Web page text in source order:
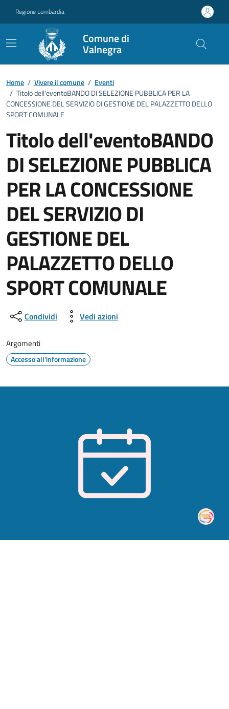
Regione Lombardia
Comune di
Valnegra
Home / Vivere il comune / Eventi
/ Titolo dell'eventoBANDO DI SELEZIONE PUBBLICA PER LA
CONCESSIONE DEL SERVIZIO DI GESTIONE DEL PALAZZETTO DELLO
SPORT COMUNALE
Titolo dell'eventoBANDO
DI SELEZIONE PUBBLICA
PER LA CONCESSIONE
DEL SERVIZIO DI
GESTIONE DEL
PALAZZETTO DELLO
SPORT COMUNALE
Dettagli della notizia
Condividi Vedi azioni
Argomenti
Accesso all'informazione